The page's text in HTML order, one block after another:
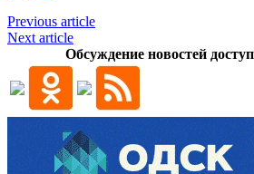
Previous article
Next article
Обсуждение новостей